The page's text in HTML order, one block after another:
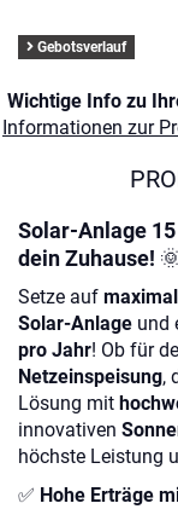
Gebotsverlauf
Wichtige Info zu
Informationen zur
Solar-Anlage
dein Zuhause!
Setze auf
Solar-Anlage und
pro Jahr! Ob für
Netzeinspeisung,
Lösung mit
innovativen
höchste Leistung
✅ Hohe Erträge